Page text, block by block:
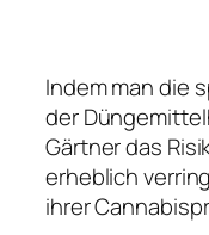
Indem man die
der
Gärtner das
erheblich
ihrer